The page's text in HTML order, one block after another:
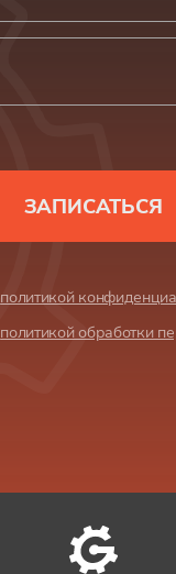
ЗАПИСАТЬСЯ
политикой
политикой обработки